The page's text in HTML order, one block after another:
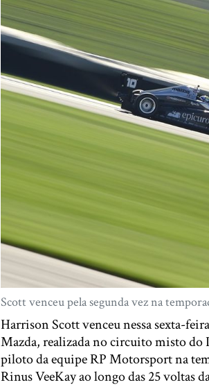
Scott venceu pela segunda vez na
Harrison Scott venceu nessa sexta-
Mazda, realizada no circuito misto
piloto da equipe RP Motorsport na
Rinus VeeKay ao longo das 25 voltas